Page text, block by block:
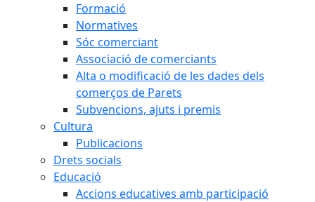
Formació
Normatives
Sóc comerciant
Associació de comerciants
Alta o modificació de les dades dels
comerços de Parets
Subvencions, ajuts i premis
Cultura
Publicacions
Drets socials
Educació
Accions educatives amb participació